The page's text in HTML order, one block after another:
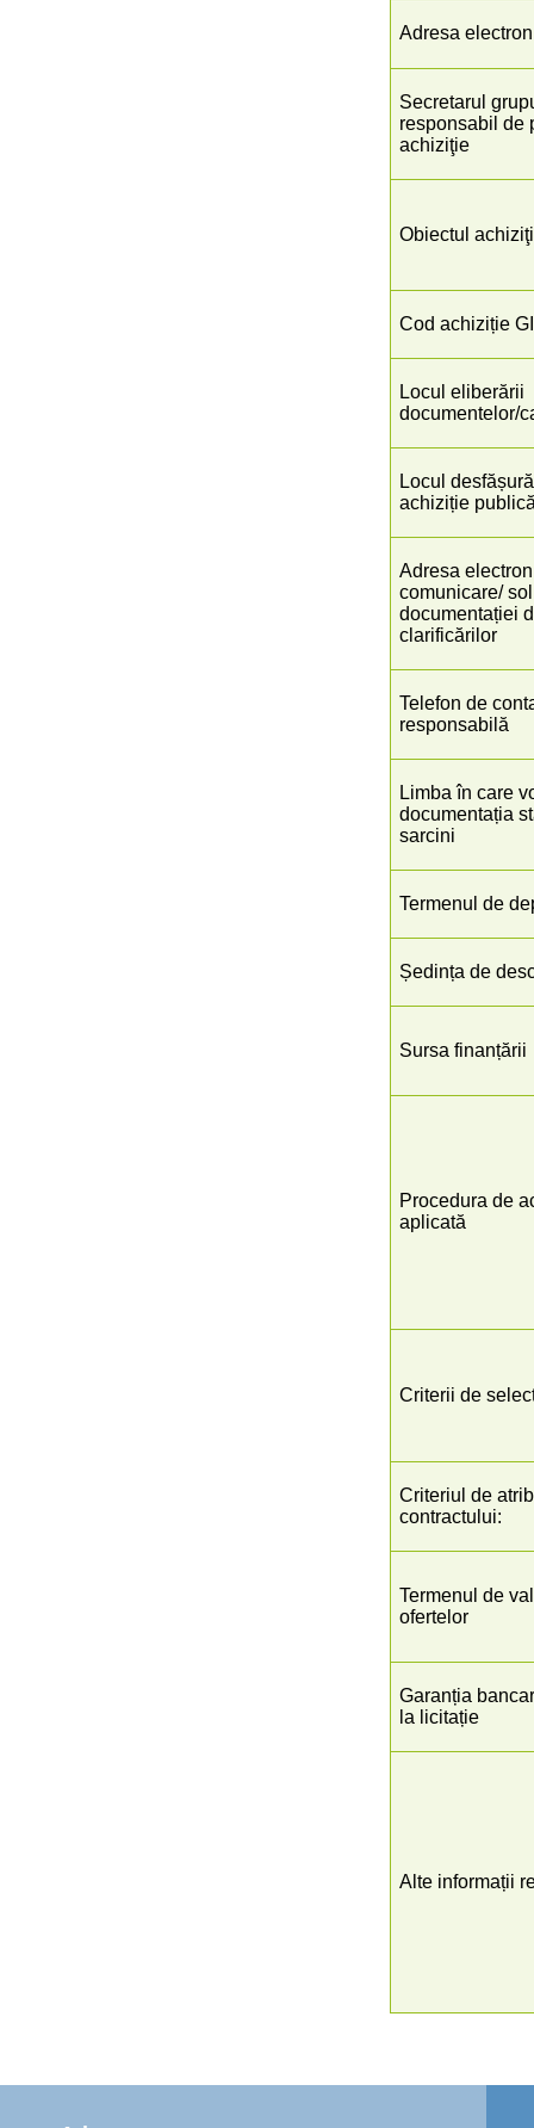
Adresa
Secretarul
responsabil de
achiziţie
Obiectul
Cod achiziție
Locul eliberării
documentelor/
Locul
achiziție
Adresa
comunicare/
documentației
clarificărilor
Telefon de
responsabilă
Limba în care
documentația
sarcini
Termenul de
Ședința de
Sursa finanțării
Procedura de
aplicată
Criterii de
Criteriul de
contractului:
Termenul de
ofertelor
Garanția
la licitație
Alte informații